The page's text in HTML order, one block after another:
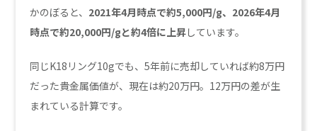
かのぼると、 2021年4月時点で約5,000円/g、2026年4月
時点で約20,000円/gと約4倍に上昇しています。
同じK18リング10gでも、5年前に売却していれば約8万円
だった貴金属価値が、現在は約20万円。12万円の差が生
まれている計算です。